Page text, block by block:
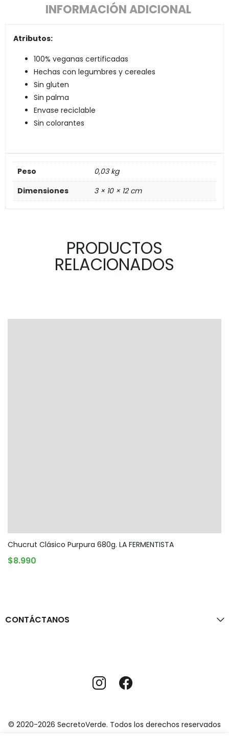
INFORMACIÓN ADICIONAL
Atributos:
100% veganas certificadas
Hechas con legumbres y cereales
Sin gluten
Sin palma
Envase reciclable
Sin colorantes
Peso
0,03 kg
Dimensiones
3 × 10 × 12 cm
PRODUCTOS
RELACIONADOS
Chucrut Clásico Purpura 680g. LA FERMENTISTA
$8.990
CONTÁCTANOS
© 2020-2026 SecretoVerde. Todos los derechos reservados